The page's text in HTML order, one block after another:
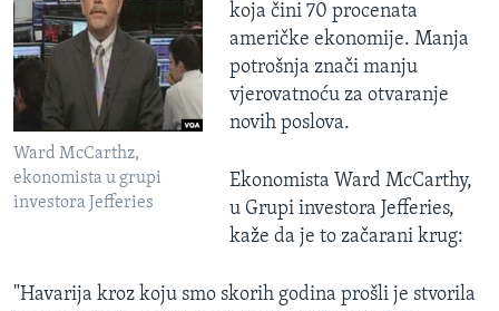
Ward McCarthz,
ekonomista u grupi
investora Jefferies
koja čini 70 procenata
američke ekonomije. Manja
potrošnja znači manju
vjerovatnoću za otvaranje
novih poslova.
Ekonomista Ward McCarthy,
u Grupi investora Jefferies,
kaže da je to začarani krug:
"Havarija kroz koju smo skorih godina prošli je stvorila